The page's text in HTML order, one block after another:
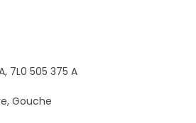
7L0 505 375 A
Gouche